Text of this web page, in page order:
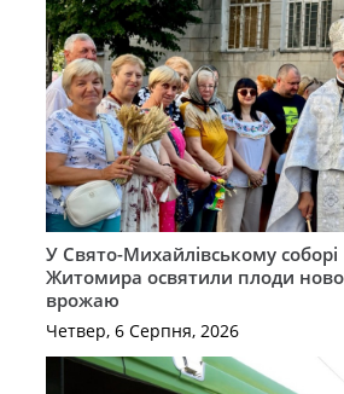
У Свято-Михайлівському соборі
Житомира освятили плоди
врожаю
Четвер, 6 Серпня, 2026